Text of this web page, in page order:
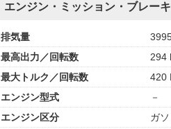
エンジン・ミッション・ブレーキ
排気量
最高出力／回転数
294
最大トルク／回転数
420
エンジン型式
－
エンジン区分
ガ